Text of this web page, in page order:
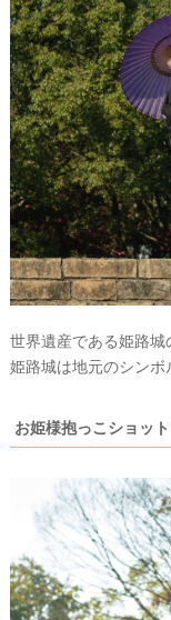
世界遺産である姫路城
姫路城は地元のシンボ
お姫様抱っこショッ